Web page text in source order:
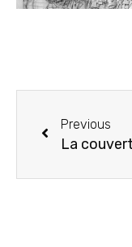
Previous